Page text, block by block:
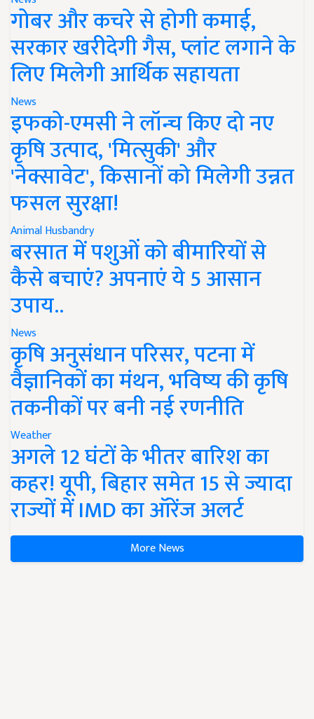
गोबर और कचरे से होगी कमाई,
सरकार खरीदेगी गैस, प्लांट लगाने के
लिए मिलेगी आर्थिक सहायता
News
इफको-एमसी ने लॉन्च किए दो नए
कृषि उत्पाद, 'मित्सुकी' और
'नेक्सावेट', किसानों को मिलेगी उन्नत
फसल सुरक्षा!
Animal Husbandry
बरसात में पशुओं को बीमारियों से
कैसे बचाएं? अपनाएं ये 5 आसान
उपाय..
News
कृषि अनुसंधान परिसर, पटना में
वैज्ञानिकों का मंथन, भविष्य की कृषि
तकनीकों पर बनी नई रणनीति
Weather
अगले 12 घंटों के भीतर बारिश का
कहर! यूपी, बिहार समेत 15 से ज्यादा
राज्यों में IMD का ऑरेंज अलर्ट
More News